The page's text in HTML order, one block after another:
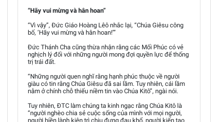
“Hãy vui mừng và hân hoan”
“Vì vậy”, Đức Giáo Hoàng Lêô nhắc lại, “Chúa Giêsu công
bố, ‘Hãy vui mừng và hân hoan!’”
Đức Thánh Cha cũng thừa nhận rằng các Mối Phúc có vẻ
nghịch lý đối với những người mong đợi quyền lực để thống
trị trái đất.
“Những người quen nghĩ rằng hạnh phúc thuộc về người
giàu có tin rằng Chúa Giêsu đã sai lầm. Tuy nhiên, cái lầm
nằm ở chính chỗ thiếu niềm tin vào Chúa Kitô”, ngài nói.
Tuy nhiên, ĐTC làm chúng ta kinh ngạc rằng Chúa Kitô là
“người nghèo chia sẻ cuộc sống của mình với mọi người,
người hiền lành kiên trì chịu đựng đau khổ, người kiến tạo